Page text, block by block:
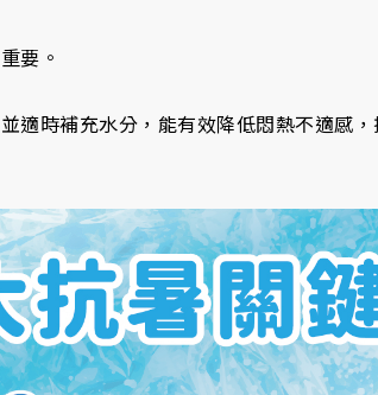
要。
適時補充水分，能有效降低悶熱不適感